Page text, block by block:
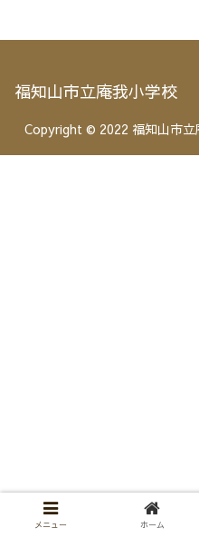
福知山市立庵我小学校
Copyright © 2022 福知山市
メニュー ホーム